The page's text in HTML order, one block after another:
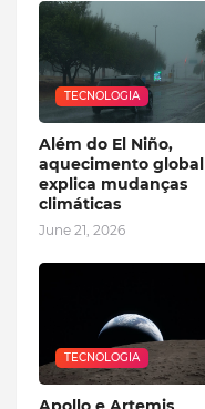
TECNOLOGIA
Além do El Niño,
aquecimento global
explica mudanças
climáticas
June 21, 2026
TECNOLOGIA